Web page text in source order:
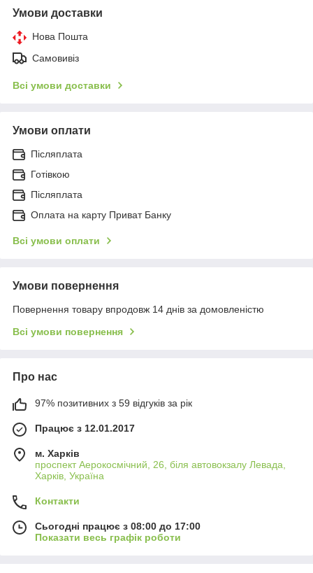
Умови доставки
Нова Пошта
Самовивіз
Всі умови доставки
Умови оплати
Післяплата
Готівкою
Післяплата
Оплата на карту Приват Банку
Всі умови оплати
Умови повернення
Повернення товару впродовж 14 днів за домовленістю
Всі умови повернення
Про нас
97% позитивних з 59 відгуків за рік
Працює з 12.01.2017
м. Харків
проспект Аерокосмічний, 26, біля автовокзалу Левада,
Харків, Україна
Контакти
Сьогодні працює з 08:00 до 17:00
Показати весь графік роботи